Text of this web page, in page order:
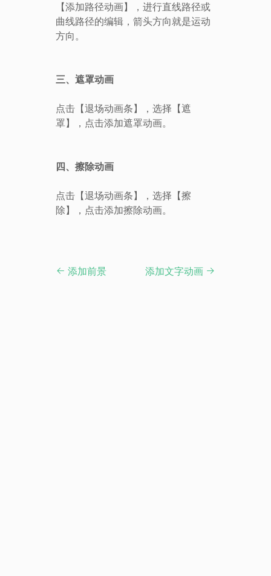
【添加路径动画】，进行直线路径或
曲线路径的编辑，箭头方向就是运动
方向。
三、遮罩动画
点击【退场动画条】，选择【遮
罩】，点击添加遮罩动画。
四、擦除动画
点击【退场动画条】，选择【擦
除】，点击添加擦除动画。
添加前景 添加文字动画